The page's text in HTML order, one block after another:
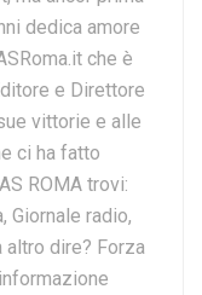
dedica amore
che è
e Direttore
vittorie e alle
ci ha fatto
ROMA trovi:
Giornale radio,
dire? Forza